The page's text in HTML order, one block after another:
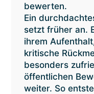
bewerten.
Ein
setzt früher an.
ihrem
kritische
besonders
öffentlichen
weiter. So